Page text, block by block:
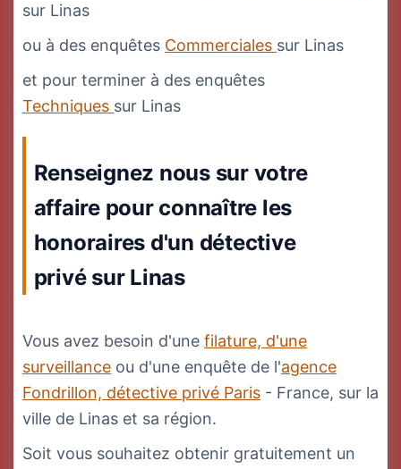
sur Linas
ou à des enquêtes Commerciales sur Linas
et pour terminer à des enquêtes
Techniques sur Linas
Renseignez nous sur votre
affaire pour connaître les
honoraires d'un détective
privé sur Linas
Vous avez besoin d'une filature, d'une
surveillance ou d'une enquête de l'agence
Fondrillon, détective privé Paris - France, sur la
ville de Linas et sa région.
Soit vous souhaitez obtenir gratuitement un